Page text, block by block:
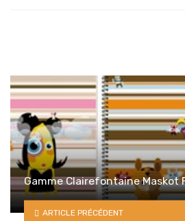
Gamme Clairefontaine Maskot
ARTICLE PRÉCÉDENT